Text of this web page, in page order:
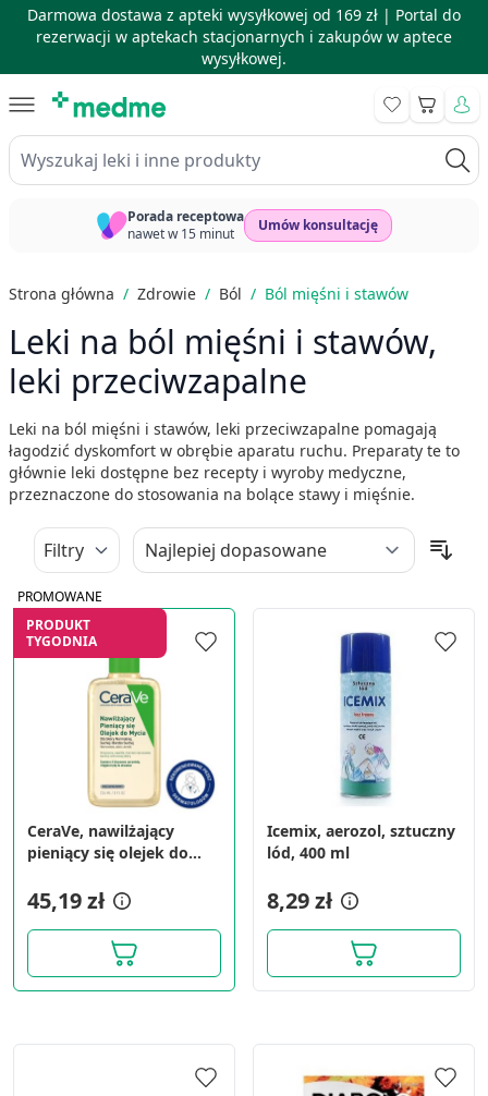
Darmowa dostawa z apteki wysyłkowej od 169 zł | Portal do
rezerwacji w aptekach stacjonarnych i zakupów w aptece
wysyłkowej.
Wyszukaj leki i inne produkty
Koszyk
Porada receptowa
nawet w 15 minut
Umów konsultację
Strona główna / Zdrowie / Ból / Ból mięśni i stawów
Leki na ból mięśni i stawów,
leki przeciwzapalne
Leki na ból mięśni i stawów, leki przeciwzapalne pomagają
łagodzić dyskomfort w obrębie aparatu ruchu. Preparaty te to
głównie leki dostępne bez recepty i wyroby medyczne,
przeznaczone do stosowania na bolące stawy i mięśnie.
Filtry
PROMOWANE
PRODUKT
TYGODNIA
CeraVe, nawilżający
pieniący się olejek do
45,19 zł
Icemix, aerozol, sztuczny
lód, 400 ml
8,29 zł